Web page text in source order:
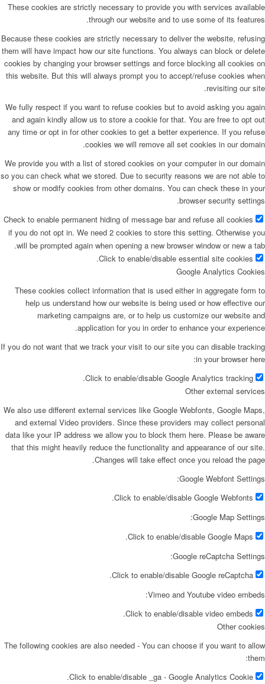
These cookies are strictly necessary to provide you with services available
through our website and to use some of its features.
Because these cookies are strictly necessary to deliver the website, refusing
them will have impact how our site functions. You always can block or delete
cookies by changing your browser settings and force blocking all cookies on
this website. But this will always prompt you to accept/refuse cookies when
revisiting our site.
We fully respect if you want to refuse cookies but to avoid asking you again
and again kindly allow us to store a cookie for that. You are free to opt out
any time or opt in for other cookies to get a better experience. If you refuse
cookies we will remove all set cookies in our domain.
We provide you with a list of stored cookies on your computer in our domain
so you can check what we stored. Due to security reasons we are not able to
show or modify cookies from other domains. You can check these in your
browser security settings.
Check to enable permanent hiding of message bar and refuse all cookies
if you do not opt in. We need 2 cookies to store this setting. Otherwise you
will be prompted again when opening a new browser window or new a tab.
Click to enable/disable essential site cookies.
Google Analytics Cookies
These cookies collect information that is used either in aggregate form to
help us understand how our website is being used or how effective our
marketing campaigns are, or to help us customize our website and
application for you in order to enhance your experience.
If you do not want that we track your visit to our site you can disable tracking
in your browser here:
Click to enable/disable Google Analytics tracking.
Other external services
We also use different external services like Google Webfonts, Google Maps,
and external Video providers. Since these providers may collect personal
data like your IP address we allow you to block them here. Please be aware
that this might heavily reduce the functionality and appearance of our site.
Changes will take effect once you reload the page.
Google Webfont Settings:
Click to enable/disable Google Webfonts.
Google Map Settings:
Click to enable/disable Google Maps.
Google reCaptcha Settings:
Click to enable/disable Google reCaptcha.
Vimeo and Youtube video embeds:
Click to enable/disable video embeds.
Other cookies
The following cookies are also needed - You can choose if you want to allow
them:
Click to enable/disable _ga - Google Analytics Cookie.